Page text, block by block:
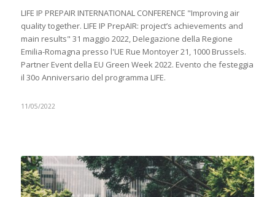
LIFE IP PREPAIR INTERNATIONAL CONFERENCE "Improving air
quality together. LIFE IP PrepAIR: project’s achievements and
main results" 31 maggio 2022, Delegazione della Regione
Emilia-Romagna presso l'UE Rue Montoyer 21, 1000 Brussels.
Partner Event della EU Green Week 2022. Evento che festeggia
il 30o Anniversario del programma LIFE.
11/05/2022